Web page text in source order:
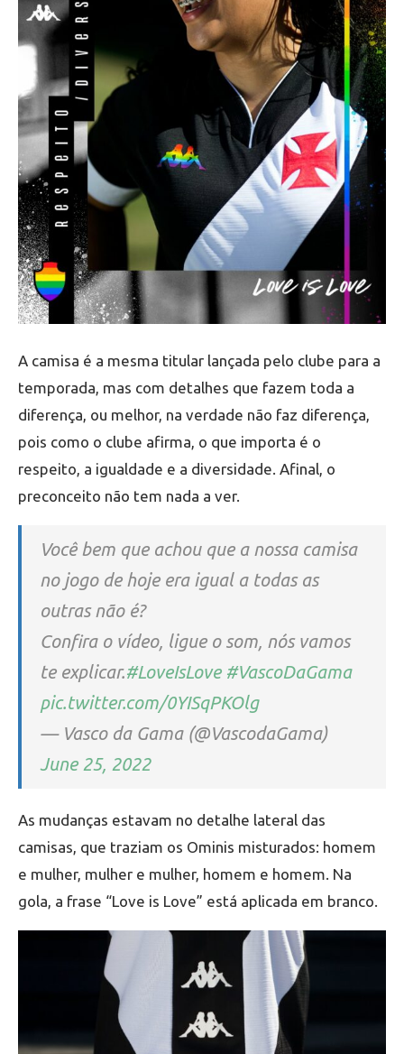
A camisa é a mesma titular lançada pelo clube para a
temporada, mas com detalhes que fazem toda a
diferença, ou melhor, na verdade não faz diferença,
pois como o clube afirma, o que importa é o
respeito, a igualdade e a diversidade. Afinal, o
preconceito não tem nada a ver.
Você bem que achou que a nossa camisa
no jogo de hoje era igual a todas as
outras não é?
Confira o vídeo, ligue o som, nós vamos
te explicar.#LoveIsLove #VascoDaGama
pic.twitter.com/0YISqPKOlg
— Vasco da Gama (@VascodaGama)
June 25, 2022
As mudanças estavam no detalhe lateral das
camisas, que traziam os Ominis misturados: homem
e mulher, mulher e mulher, homem e homem. Na
gola, a frase “Love is Love” está aplicada em branco.